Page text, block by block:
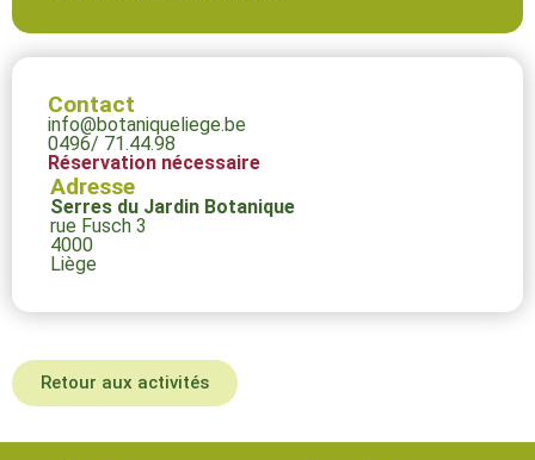
Contact
info@botaniqueliege.be
0496/ 71.44.98
Réservation nécessaire
Adresse
Serres du Jardin Botanique
rue Fusch 3
4000
Liège
Retour aux activités